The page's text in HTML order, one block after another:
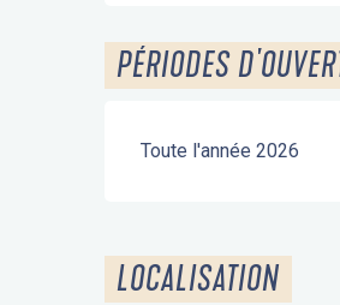
PÉRIODES
Toute l'année 2026
LOCALISATION